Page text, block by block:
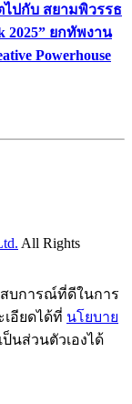
ปกับ สยามพิวรรธ
2025” ยกทัพงาน
Powerhouse
All Rights
บการณ์ที่ดีในการ
อียดได้ที่ นโยบาย
นส่วนตัวเองได้